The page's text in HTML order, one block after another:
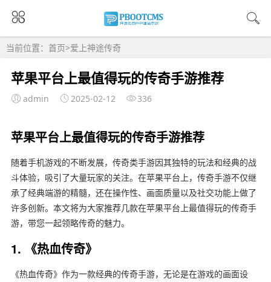
当前位置： 首页>爱上神途传奇
苹果平台上最值得玩的传奇手游推荐
admin 2025-02-12 336
苹果平台上最值得玩的传奇手游推荐
随着手机游戏的不断发展，传奇类手游因其独特的玩法和经典的战
斗体验，吸引了大量玩家的关注。在苹果平台上，传奇手游不仅继
承了经典端游的精髓，还在操作性、画面质量以及社交功能上做了
许多创新。本文将为大家推荐几款在苹果平台上最值得玩的传奇手
游，带您一起领略传奇的魅力。
1. 《热血传奇》
《热血传奇》作为一款经典的传奇手游，无论是在游戏的画面设